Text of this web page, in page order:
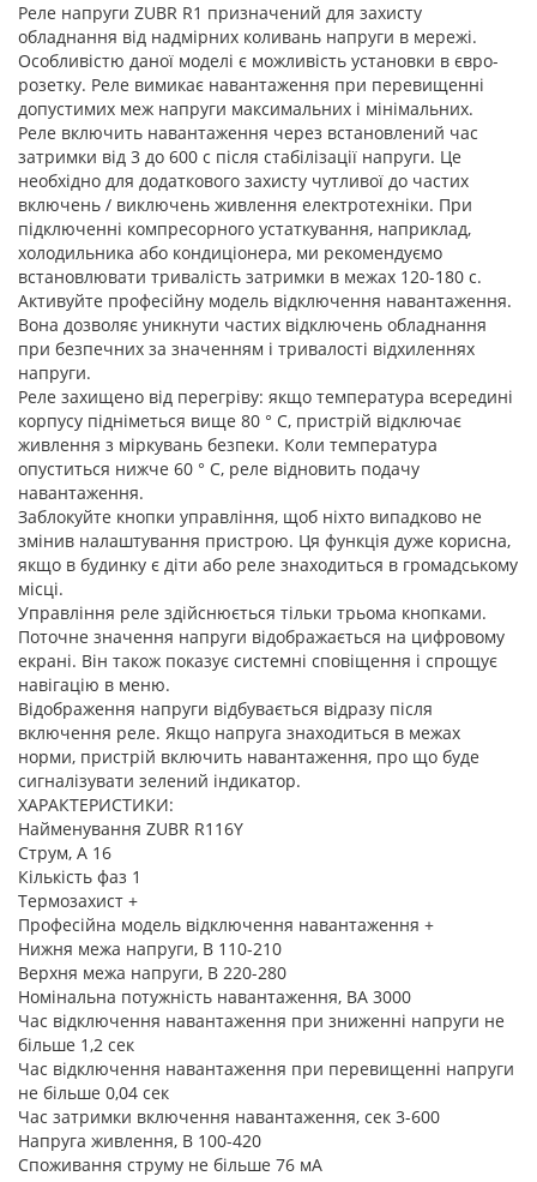
Реле напруги ZUBR R1 призначений для захисту
обладнання від надмірних коливань напруги в мережі.
Особливістю даної моделі є можливість установки в євро-
розетку. Реле вимикає навантаження при перевищенні
допустимих меж напруги максимальних і мінімальних.
Реле включить навантаження через встановлений час
затримки від 3 до 600 с після стабілізації напруги. Це
необхідно для додаткового захисту чутливої ​​до частих
включень / виключень живлення електротехніки. При
підключенні компресорного устаткування, наприклад,
холодильника або кондиціонера, ми рекомендуємо
встановлювати тривалість затримки в межах 120-180 с.
Активуйте професійну модель відключення навантаження.
Вона дозволяє уникнути частих відключень обладнання
при безпечних за значенням і тривалості відхиленнях
напруги.
Реле захищено від перегріву: якщо температура всередині
корпусу підніметься вище 80 ° С, пристрій відключає
живлення з міркувань безпеки. Коли температура
опуститься нижче 60 ° С, реле відновить подачу
навантаження.
Заблокуйте кнопки управління, щоб ніхто випадково не
змінив налаштування пристрою. Ця функція дуже корисна,
якщо в будинку є діти або реле знаходиться в громадському
місці.
Управління реле здійснюється тільки трьома кнопками.
Поточне значення напруги відображається на цифровому
екрані. Він також показує системні сповіщення і спрощує
навігацію в меню.
Відображення напруги відбувається відразу після
включення реле. Якщо напруга знаходиться в межах
норми, пристрій включить навантаження, про що буде
сигналізувати зелений індикатор.
ХАРАКТЕРИСТИКИ:
Найменування ZUBR R116Y
Струм, А 16
Кількість фаз 1
Термозахист +
Професійна модель відключення навантаження +
Нижня межа напруги, В 110-210
Верхня межа напруги, В 220-280
Номінальна потужність навантаження, ВА 3000
Час відключення навантаження при зниженні напруги не
більше 1,2 сек
Час відключення навантаження при перевищенні напруги
не більше 0,04 сек
Час затримки включення навантаження, сек 3-600
Напруга живлення, В 100-420
Споживання струму не більше 76 мА
Даруємо будинок за донат з 01 серпня 2026 по
31.08.2026
Просто Хаус запускає масштабну благодійну акцію
«Даруємо будинок за донат». Протягом місяця ми
будемо збирати кошти на автомобілі для ЗСУ, а серед
усіх учасників буде розіграш домокомплекта Barn
House 42 м².
Благодійний фонд Сергія Притули